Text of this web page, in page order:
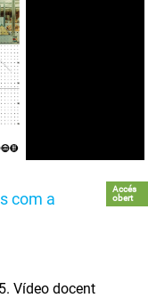
com a
Accés
obert
Vídeo docent